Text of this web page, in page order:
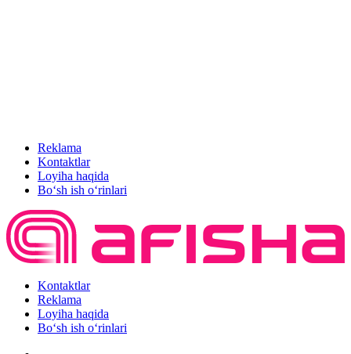
Reklama
Kontaktlar
Loyiha haqida
Bo‘sh ish o‘rinlari
Kontaktlar
Reklama
Loyiha haqida
Bo‘sh ish o‘rinlari